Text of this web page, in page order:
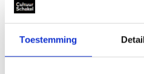
Toestemming
“Ik ben in het algemeen
ontwikkeling die
beoefening in de stad sinds
doorgemaakt.